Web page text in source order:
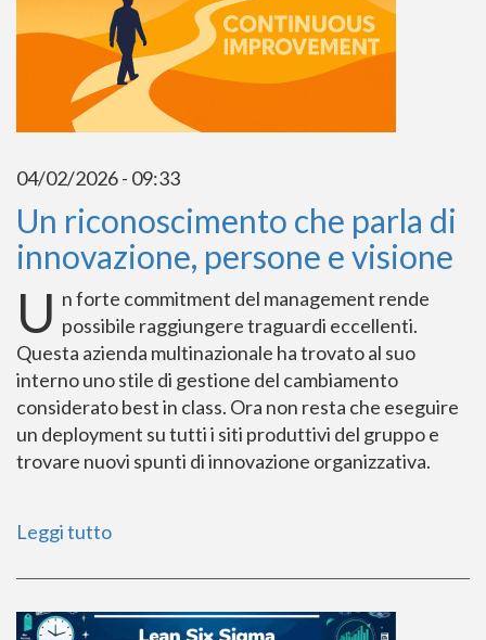
04/02/2026 - 09:33
Un riconoscimento che parla di
innovazione, persone e visione
U n forte commitment del management rende
possibile raggiungere traguardi eccellenti.
Questa azienda multinazionale ha trovato al suo
interno uno stile di gestione del cambiamento
considerato best in class. Ora non resta che eseguire
un deployment su tutti i siti produttivi del gruppo e
trovare nuovi spunti di innovazione organizzativa.
Leggi tutto